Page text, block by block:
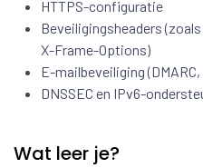
HTTPS-configuratie
Beveiligingsheaders
X-Frame-Options)
E-mailbeveiliging (DMARC,
DNSSEC en IPv6-
Wat leer je?